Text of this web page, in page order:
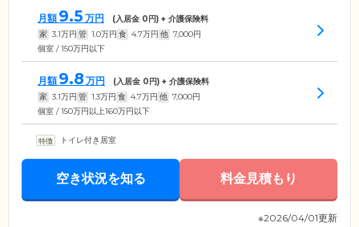
月額 9.5 万円 (入居金 0円) + 介護保険料
家 3.1万円 管 1.0万円 食 4.7万円 他 7,000円
個室 / 150万円以下
月額 9.8 万円 (入居金 0円) + 介護保険料
家 3.1万円 管 1.3万円 食 4.7万円 他 7,000円
個室 / 150万円以上160万円以下
トイレ付き居室
空き状況を知る 料金見積もり
※2026/04/01更新